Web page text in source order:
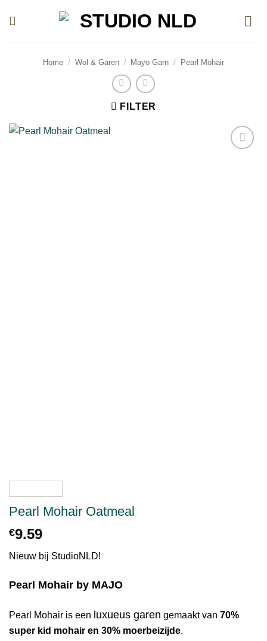
Home / Wol & Garen / Mayo Garn / Pearl Mohair
FILTER
Pearl Mohair Oatmeal
€9.59
Nieuw bij StudioNLD!
Pearl Mohair by MAJO
Pearl Mohair is een luxueus garen gemaakt van 70%
super kid mohair en 30% moerbeizijde.